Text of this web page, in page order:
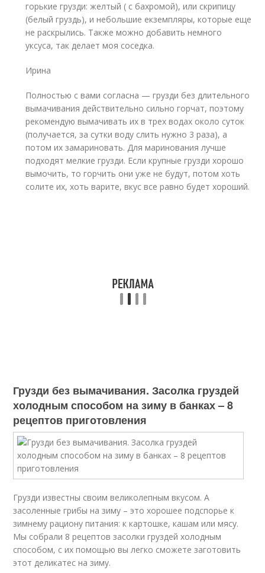
горькие грузди: желтый ( с бахромой), или скрипицу
(белый груздь), и небольшие екземпляры, которые еще
не раскрылись. Также можно добавить немного
уксуса, так делает моя соседка.
Ирина
Полностью с вами согласна — грузди без длительного
вымачивания действительно сильно горчат, поэтому
рекомендую вымачивать их в трех водах около суток
(получается, за сутки воду слить нужно 3 раза), а
потом их замариновать. Для маринования лучше
подходят мелкие грузди. Если крупные грузди хорошо
вымочить, то горчить они уже не будут, потом хоть
солите их, хоть варите, вкус все равно будет хороший.
Грузди без вымачивания. Засолка груздей
холодным способом на зиму в банках – 8
рецептов приготовления
Грузди известны своим великолепным вкусом. А
засоленные грибы на зиму – это хорошее подспорье к
зимнему рациону питания: к картошке, кашам или мясу.
Мы собрали 8 рецептов засолки груздей холодным
способом, с их помощью вы легко сможете заготовить
этот деликатес на зиму.